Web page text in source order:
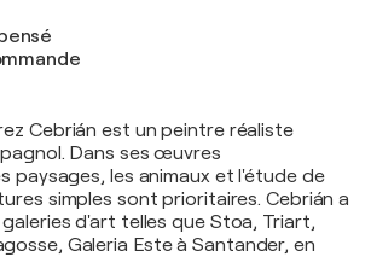
Cebrián est un peintre réaliste
Dans ses œuvres
paysages, les animaux et l'étude de
simples sont prioritaires. Cebrián a
d'art telles que Stoa, Triart,
Galeria Este à Santander, en